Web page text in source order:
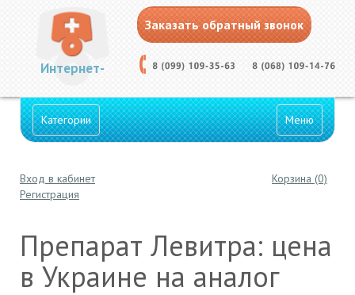
Интернет-
Аптека
Заказать обратный звонок
Категории Меню
Вход в кабинет
Регистрация
Корзина (0)
Препарат Левитра: цена
в Украине на аналог